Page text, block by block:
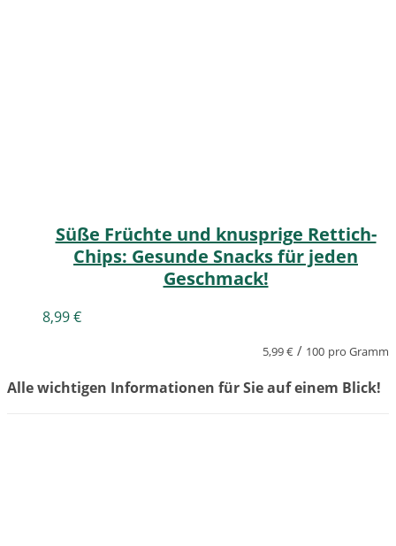
Süße Früchte und knusprige Rettich-
Chips: Gesunde Snacks für jeden
Geschmack!
8,99€
5,99€ / 100 pro Gramm
Alle wichtigen Informationen für Sie auf einem Blick!